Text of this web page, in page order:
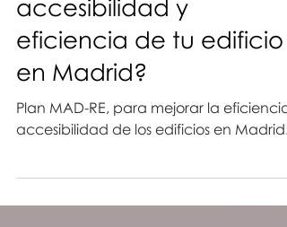
para mejorar la
accesibilidad y
eficiencia de tu edificio
en Madrid?